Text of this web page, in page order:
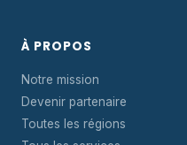
À PROPOS
Notre mission
Devenir partenaire
Toutes les régions